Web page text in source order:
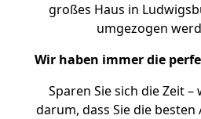
großes Haus in
umgezogen
Wir haben immer die
Sparen Sie sich die Zeit
darum, dass Sie die